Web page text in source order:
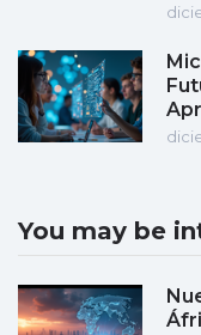
You may be